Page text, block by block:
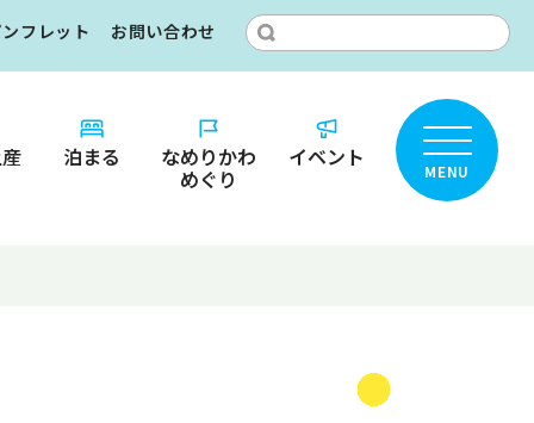
フレット お問い合わせ
泊まる なめりかわ
めぐり
イベント MENU